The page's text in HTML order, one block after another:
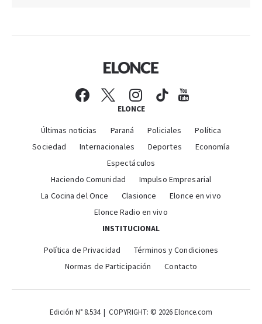
ELONCE
Últimas noticias Paraná Policiales
Política
Sociedad
Internacionales Deportes
Economía
Espectáculos
Haciendo Comunidad
Impulso Empresarial
La Cocina del Once
Clasionce
Elonce en vivo
Elonce Radio en vivo
INSTITUCIONAL
Política de Privacidad
Términos y Condiciones
Normas de Participación
Contacto
Edición N° 8.534 | COPYRIGHT: © 2026 Elonce.com